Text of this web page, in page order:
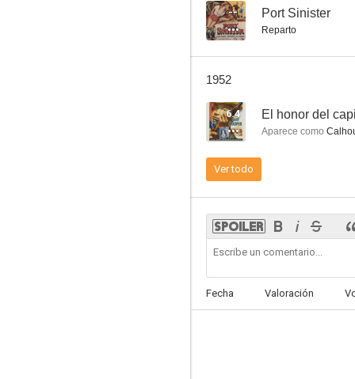
3.0
--
-- Port Sinister
Reparto
1952
6.4 El honor del
Aparece como
Ver todo
Fecha Valoración